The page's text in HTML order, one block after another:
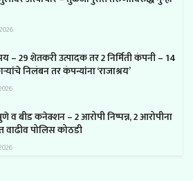
– 29 शेतकरी उत्पादक तर 2 निर्मिती कंपनी – 14
निलंबन तर कंपन्यांना ‘राजाश्रय’
व बीड कनेक्शन – 2 आरोपी निष्पन्न, 2 आरोपीना
वाढीव पोलिस कोठडी